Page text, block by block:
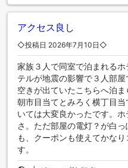
アクセス良し
◇投稿日 2026年7月10日◇
家族３人で同室で泊まれる
テルが地震の影響で３人部
空きが出ていたこちらへ泊
朝市目当てとみろく横丁目
いては大変良かったです。
さ。ただ部屋の電灯？が白
も、クーポンも使えてかな
す。